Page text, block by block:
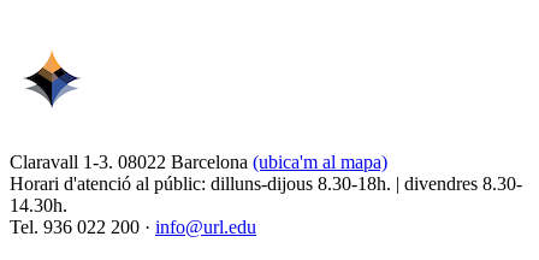
Claravall 1-3. 08022 Barcelona (ubica'm al mapa)
Horari d'atenció al públic: dilluns-dijous 8.30-18h. | divendres 8.30-
14.30h.
Tel. 936 022 200 · info@url.edu